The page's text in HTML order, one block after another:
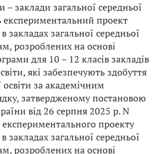
– заклади загальної середньої
експериментальний проект
загальної середньої
розроблених на основі
для 10 – 12 класів закладів
які забезпечують здобуття
за академічним
затвердженому постановою
від 26 серпня 2025 р. N
проекту
загальної середньої
розроблених на основі